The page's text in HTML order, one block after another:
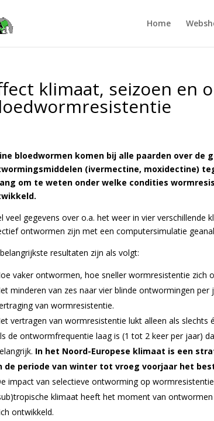
Home
klimaat, seizoen en
bloedwormen komen bij alle paarden over de
(ivermectine, moxidectine)
om te weten onder welke condities
veel gegevens over o.a. het weer in vier
ontwormen zijn met een computersimulatie
resultaten zijn als volgt:
vaker ontwormen, hoe sneller wormresistentie zich
minderen van zes naar vier blinde ontwormingen
van wormresistentie.
vertragen van wormresistentie lukt alleen als
de ontwormfrequentie laag is (1 tot 2 keer per jaar)
In het Noord-Europese klimaat is een
de periode van winter tot vroeg voorjaar het
impact van selectieve ontworming op
klimaat heeft het moment van
ontwikkeld.